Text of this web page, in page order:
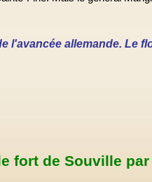
l'avancée allemande. Le
fort de Souville par